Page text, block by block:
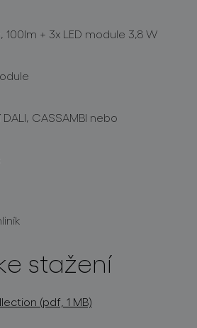
100lm + 3x LED module 3,8 W
CASSAMBI nebo
stažení
(pdf, 1 MB)